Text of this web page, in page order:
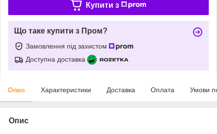
Купити з
Що таке купити з Пром?
Замовлення під захистом
Доступна доставка
Опис Характеристики Доставка Оплата Умови
Опис